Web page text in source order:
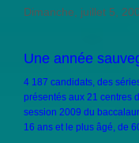
Dimanche, juillet 5,
Une année
4 187 candidats, des
présentés aux 21 centres
session 2009 du
16 ans et le plus âgé, de